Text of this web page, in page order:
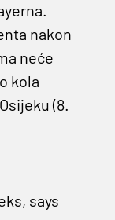
nakon
neće
kola
(8.
says